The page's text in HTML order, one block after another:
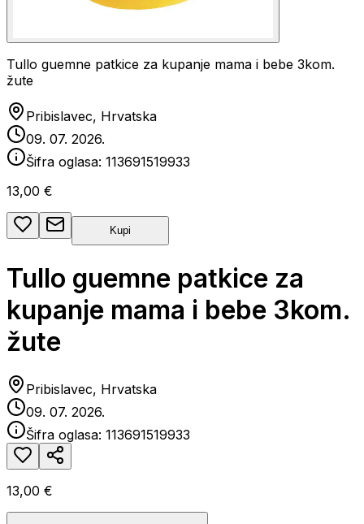
Tullo guemne patkice za kupanje mama i bebe 3kom.
žute
Pribislavec, Hrvatska
09. 07. 2026.
Šifra oglasa: 113691519933
13,00 €
Kupi
Tullo guemne patkice za
kupanje mama i bebe 3kom.
žute
Pribislavec, Hrvatska
09. 07. 2026.
Šifra oglasa: 113691519933
13,00 €